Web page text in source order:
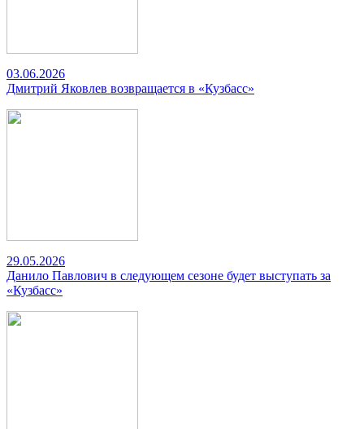
03.06.2026
Дмитрий Яковлев возвращается в «Кузбасс»
29.05.2026
Данило Павлович в следующем сезоне будет выступать за
«Кузбасс»